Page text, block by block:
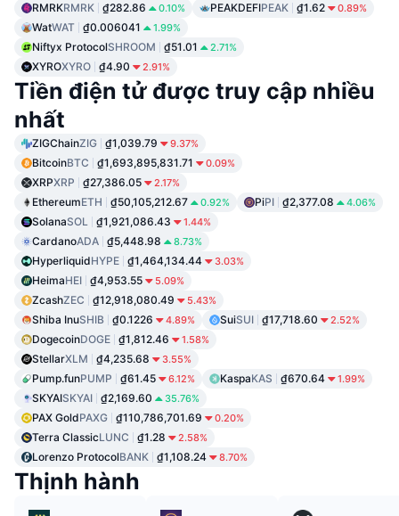
RMRKRMRK ₫282.86 0.10% PEAKDEFIPEAK ₫1.62 0.89%
WatWAT ₫0.006041 1.99%
Niftyx ProtocolSHROOM ₫51.01 2.71%
XYROXYRO ₫4.90 2.91%
Tiền điện tử được truy cập nhiều
nhất
ZIGChainZIG ₫1,039.79 9.37%
BitcoinBTC ₫1,693,895,831.71 0.09%
XRPXRP ₫27,386.05 2.17%
EthereumETH ₫50,105,212.67 0.92% PiPI ₫2,377.08 4.06%
SolanaSOL ₫1,921,086.43 1.44%
CardanoADA ₫5,448.98 8.73%
HyperliquidHYPE ₫1,464,134.44 3.03%
HeimaHEI ₫4,953.55 5.09%
ZcashZEC ₫12,918,080.49 5.43%
Shiba InuSHIB ₫0.1226 4.89% SuiSUI ₫17,718.60 2.52%
DogecoinDOGE ₫1,812.46 1.58%
StellarXLM ₫4,235.68 3.55%
Pump.funPUMP ₫61.45 6.12% KaspaKAS ₫670.64 1.99%
SKYAISKYAI ₫2,169.60 35.76%
PAX GoldPAXG ₫110,786,701.69 0.20%
Terra ClassicLUNC ₫1.28 2.58%
Lorenzo ProtocolBANK ₫1,108.24 8.70%
Thịnh hành